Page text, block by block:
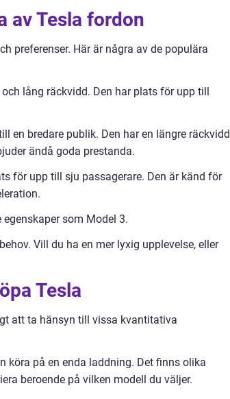
av Tesla fordon
preferenser. Här är några av de populära
lång räckvidd. Den har plats för upp till
en bredare publik. Den har en längre räckvidd
ändå goda prestanda.
för upp till sju passagerare. Den är känd för
som Model 3.
Vill du ha en mer lyxig upplevelse, eller
Tesla
att ta hänsyn till vissa kvantitativa
köra på en enda laddning. Det finns olika
beroende på vilken modell du väljer.